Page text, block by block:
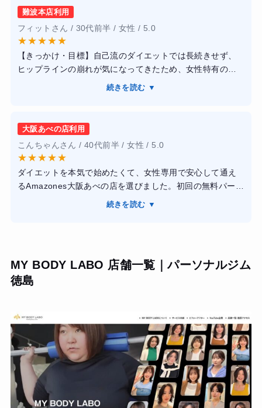
の方々も全員女性なので、生理中の体調の悩みなども気兼
ねなく相談でき、その日のコンディションに合わせたメニ
ューに調整してくれたのが嬉しかったです。
【結果・変化】4ヶ月の継続でお尻の位置が上がり、ウエス
トのくびれがはっきりと分かるようになりました。周囲か
らもスタイルが良くなったと褒められる機会が増え、自分
に自信が持てるようになりました。
難波本店利用
フィットさん / 30代前半 / 女性 / 5.0
★★★★★
【きっかけ・目標】自己流のダイエットでは長続きせず、
ヒップラインの崩れが気になってきたため、女性特有のボ
ディラインを美しく整えたいという目標を持って入会を決
いる形なので、男性会員の目がなく、トレーニングエリア
の隅々まで非常に清潔で使いやすかったです。下半身痩せ
や美尻作りに特化した最新のマシンが豊富に揃っており、
トレーナーの方がマシンの正しい動かし方や意識すべき筋
肉のポイントを分かりやすく実演を交えて解説してくれた
ため、初心者でも迷うことなく取り組めました。
【結果・変化】通い始めてからお尻の位置が明らかに上が
続きを読む ▼
大阪あべの店利用
こんちゃんさん / 40代前半 / 女性 / 5.0
★★★★★
ダイエットを本気で始めたくて、女性専用で安心して通え
るAmazones大阪あべの店を選びました。初回の無料パーソ
ナルでは、女性トレーナーさんがフォームを丁寧に見てく
ました。女性だけの空間なので周りを気にせず集中でき、
継続しやすい環境だと感じています。
続きを読む ▼
MY BODY LABO 店舗一覧｜パーソナルジム
徳島